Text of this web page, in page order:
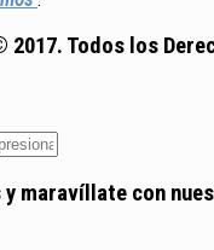
Todos los
y maravíllate con